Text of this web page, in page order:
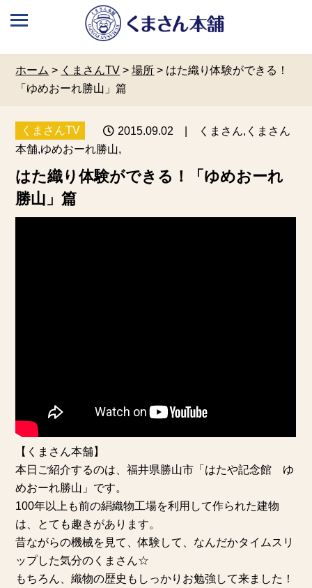
ホーム > くまさんTV >場所 > はた織り体験ができる！
「ゆめおーれ勝山」篇
くまさんTV 2015.09.02 | くまさん,くまさん
本舗,ゆめおーれ勝山,
はた織り体験ができる！「ゆめおーれ
勝山」篇
【くまさん本舗】
本日ご紹介するのは、福井県勝山市「はたや記念館 ゆ
めおーれ勝山」です。
100年以上も前の絹織物工場を利用して作られた建物
は、とても趣きがあります。
昔ながらの機械を見て、体験して、なんだかタイムスリ
ップした気分のくまさん☆
もちろん、織物の歴史もしっかりお勉強して来ました！